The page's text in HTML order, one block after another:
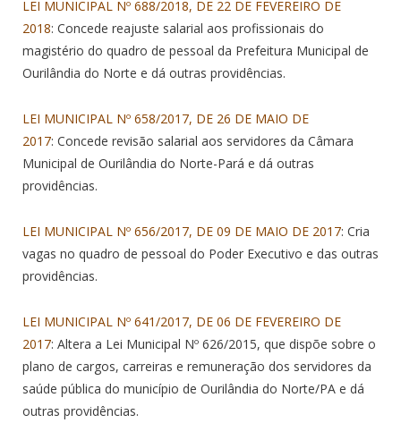
LEI MUNICIPAL Nº 688/2018, DE 22 DE FEVEREIRO DE
2018: Concede reajuste salarial aos profissionais do
magistério do quadro de pessoal da Prefeitura Municipal de
Ourilândia do Norte e dá outras providências.
LEI MUNICIPAL Nº 658/2017, DE 26 DE MAIO DE
2017: Concede revisão salarial aos servidores da Câmara
Municipal de Ourilândia do Norte-Pará e dá outras
providências.
LEI MUNICIPAL Nº 656/2017, DE 09 DE MAIO DE 2017: Cria
vagas no quadro de pessoal do Poder Executivo e das outras
providências.
LEI MUNICIPAL Nº 641/2017, DE 06 DE FEVEREIRO DE
2017: Altera a Lei Municipal Nº 626/2015, que dispõe sobre o
plano de cargos, carreiras e remuneração dos servidores da
saúde pública do município de Ourilândia do Norte/PA e dá
outras providências.